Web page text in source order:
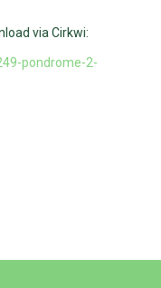
via Cirkwi:
pondrome-2-